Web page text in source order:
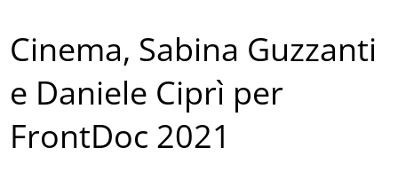
Cinema, Sabina Guzzanti
e Daniele Ciprì per
FrontDoc 2021